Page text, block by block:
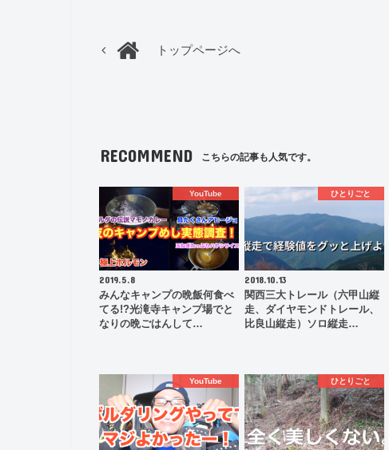
トップページへ
RECOMMEND こちらの記事も人気です。
YouTube
2019.5.8
みんなキャンプの晩飯何食べ
てる!?光滝寺キャンプ場でと
なりの晩ごはんして…
ひとりごと
2018.10.13
関西三大トレール（六甲山縦
走、ダイヤモンドトレール、
比良山縦走）ソロ縦走…
YouTube ひとりごと